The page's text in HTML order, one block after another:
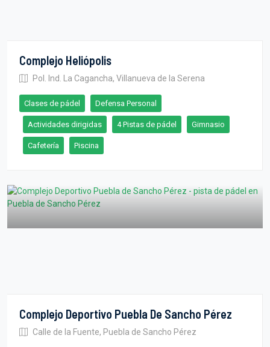
Complejo Heliópolis
Pol. Ind. La Cagancha, Villanueva de la Serena
Clases de pádel Defensa Personal
Actividades dirigidas 4 Pistas de pádel Gimnasio
Cafetería Piscina
Complejo Deportivo Puebla De Sancho Pérez
Calle de la Fuente, Puebla de Sancho Pérez